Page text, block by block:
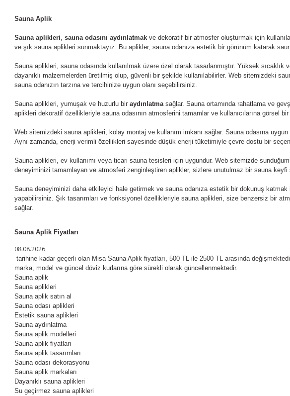
Sauna Aplik
Sauna aplikleri, sauna odasını aydınlatmak ve dekoratif bir atmosfer oluşturmak için
ve şık sauna aplikleri sunmaktayız. Bu aplikler, sauna odanıza estetik bir görünüm katarak
Sauna aplikleri, sauna odasında kullanılmak üzere özel olarak tasarlanmıştır. Yüksek sıcaklık
dayanıklı malzemelerden üretilmiş olup, güvenli bir şekilde kullanılabilirler. Web sitemizdeki
sauna odanızın tarzına ve tercihinize uygun olanı seçebilirsiniz.
Sauna aplikleri, yumuşak ve huzurlu bir aydınlatmasağlar. Sauna ortamında rahatlama ve
aplikleri dekoratif özellikleriyle sauna odasının atmosferini tamamlar ve kullanıcılarına görsel
Web sitemizdeki sauna aplikleri, kolay montaj ve kullanım imkanı sağlar. Sauna odasına
Aynı zamanda, enerji verimli özellikleri sayesinde düşük enerji tüketimiyle çevre dostu bir
Sauna aplikleri, ev kullanımı veya ticari sauna tesisleri için uygundur. Web sitemizde
deneyiminizi tamamlayan ve atmosferi zenginleştiren aplikler, sizlere unutulmaz bir sauna keyfi
Sauna deneyiminizi daha etkileyici hale getirmek ve sauna odanıza estetik bir dokunuş
yapabilirsiniz. Şık tasarımları ve fonksiyonel özellikleriyle sauna aplikleri, size benzersiz bir
sağlar.
Sauna Aplik Fiyatları
08.08.2026
tarihine kadar geçerli olan Misa Sauna Aplik fiyatları, 500 TL ile 2500 TL arasında
marka, model ve güncel döviz kurlarına göre sürekli olarak güncellenmektedir.
Sauna aplik
Sauna aplikleri
Sauna aplik satın al
Sauna odası aplikleri
Estetik sauna aplikleri
Sauna aydınlatma
Sauna aplik modelleri
Sauna aplik fiyatları
Sauna aplik tasarımları
Sauna odası dekorasyonu
Sauna aplik markaları
Dayanıklı sauna aplikleri
Su geçirmez sauna aplikleri